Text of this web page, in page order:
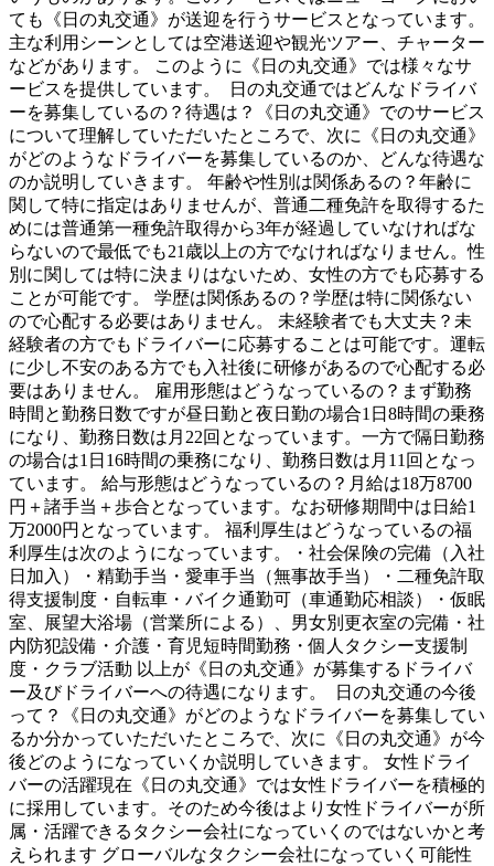
ても《日の丸交通》が送迎を行うサービスとなっています。
主な利用シーンとしては空港送迎や観光ツアー、チャーター
などがあります。 このように《日の丸交通》では様々なサ
ービスを提供しています。 日の丸交通ではどんなドライバ
ーを募集しているの？待遇は？《日の丸交通》でのサービス
について理解していただいたところで、次に《日の丸交通》
がどのようなドライバーを募集しているのか、どんな待遇な
のか説明していきます。 年齢や性別は関係あるの？年齢に
関して特に指定はありませんが、普通二種免許を取得するた
めには普通第一種免許取得から3年が経過していなければな
らないので最低でも21歳以上の方でなければなりません。性
別に関しては特に決まりはないため、女性の方でも応募する
ことが可能です。 学歴は関係あるの？学歴は特に関係ない
ので心配する必要はありません。 未経験者でも大丈夫？未
経験者の方でもドライバーに応募することは可能です。運転
に少し不安のある方でも入社後に研修があるので心配する必
要はありません。 雇用形態はどうなっているの？まず勤務
時間と勤務日数ですが昼日勤と夜日勤の場合1日8時間の乗務
になり、勤務日数は月22回となっています。一方で隔日勤務
の場合は1日16時間の乗務になり、勤務日数は月11回となっ
ています。 給与形態はどうなっているの？月給は18万8700
円＋諸手当＋歩合となっています。なお研修期間中は日給1
万2000円となっています。 福利厚生はどうなっているの福
利厚生は次のようになっています。・社会保険の完備（入社
日加入）・精勤手当・愛車手当（無事故手当）・二種免許取
得支援制度・自転車・バイク通勤可（車通勤応相談）・仮眠
室、展望大浴場（営業所による）、男女別更衣室の完備・社
内防犯設備・介護・育児短時間勤務・個人タクシー支援制
度・クラブ活動 以上が《日の丸交通》が募集するドライバ
ー及びドライバーへの待遇になります。 日の丸交通の今後
って？《日の丸交通》がどのようなドライバーを募集してい
るか分かっていただいたところで、次に《日の丸交通》が今
後どのようになっていくか説明していきます。 女性ドライ
バーの活躍現在《日の丸交通》では女性ドライバーを積極的
に採用しています。そのため今後はより女性ドライバーが所
属・活躍できるタクシー会社になっていくのではないかと考
えられます グローバルなタクシー会社になっていく可能性